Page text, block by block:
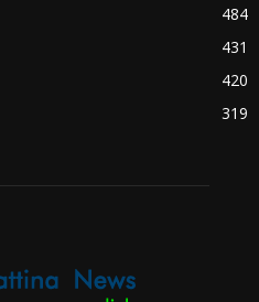
484
431
420
319